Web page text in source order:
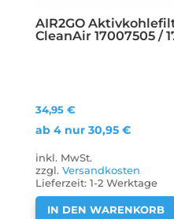
AIR2GO
CleanAir 17007505 /
34,95€
ab 4 nur30,95€
inkl. MwSt.
zzgl.Versandkosten
Lieferzeit:1-2 Werktage
IN DEN WARENKORB